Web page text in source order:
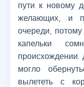
пути к новому
желающих, и
очереди,
капельки
могло
вылететь с